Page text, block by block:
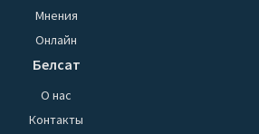
Мнения
Онлайн
Белсат
О нас
Контакты